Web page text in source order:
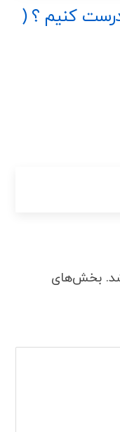
کنیم ؟ (
بخش‌های